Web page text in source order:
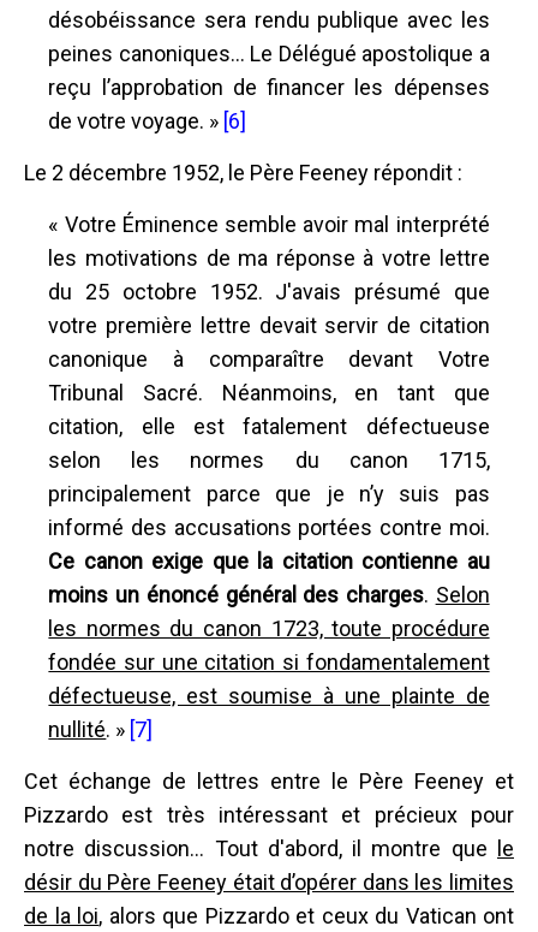
désobéissance sera rendu publique avec les
peines canoniques... Le Délégué apostolique a
reçu l’approbation de financer les dépenses
de votre voyage. » [6]
Le 2 décembre 1952, le Père Feeney répondit :
« Votre Éminence semble avoir mal interprété
les motivations de ma réponse à votre lettre
du 25 octobre 1952. J'avais présumé que
votre première lettre devait servir de citation
canonique à comparaître devant Votre
Tribunal Sacré. Néanmoins, en tant que
citation, elle est fatalement défectueuse
selon les normes du canon 1715,
principalement parce que je n’y suis pas
informé des accusations portées contre moi.
Ce canon exige que la citation contienne au
moins un énoncé général des charges. Selon
les normes du canon 1723, toute procédure
fondée sur une citation si fondamentalement
défectueuse, est soumise à une plainte de
nullité. » [7]
Cet échange de lettres entre le Père Feeney et
Pizzardo est très intéressant et précieux pour
notre discussion... Tout d'abord, il montre que le
désir du Père Feeney était d’opérer dans les limites
de la loi, alors que Pizzardo et ceux du Vatican ont